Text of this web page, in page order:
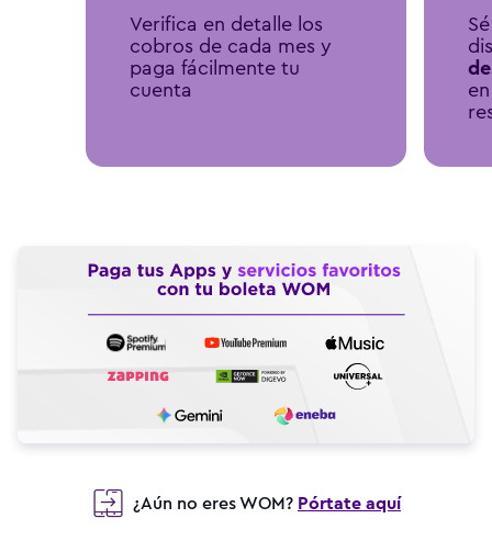
Verifica en detalle los
cobros de cada mes y
paga fácilmente tu
cuenta
¿Aún no eres WOM? Pórtate aquí